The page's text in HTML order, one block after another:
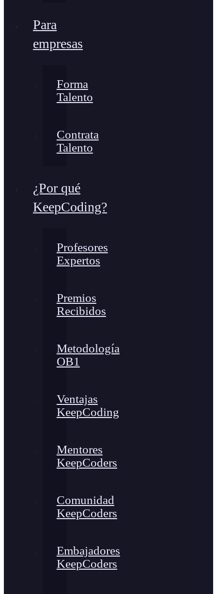
Para
empresas
Forma
Talento
Contrata
Talento
¿Por qué
KeepCoding?
Profesores
Expertos
Premios
Recibidos
Metodología
OB1
Ventajas
KeepCoding
Mentores
KeepCoders
Comunidad
KeepCoders
Embajadores
KeepCoders